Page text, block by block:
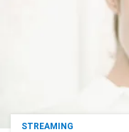
STREAMING